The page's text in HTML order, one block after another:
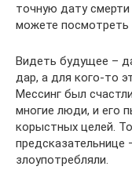
точную дату
можете посмотреть
Видеть будущее –
дар, а для кого-то
Мессинг был
многие люди, и его
корыстных целей.
предсказательнице
злоупотребляли.